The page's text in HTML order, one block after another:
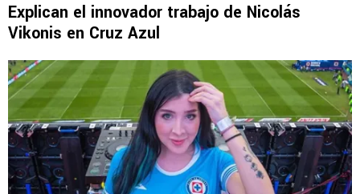
Explican el innovador trabajo de Nicolás
Vikonis en Cruz Azul